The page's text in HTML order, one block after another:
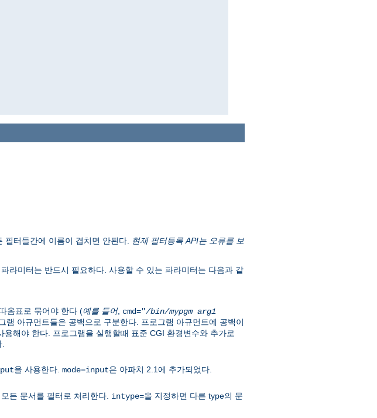
터들간에 이름이 겹치면 안된다.
현재 필터등록 API는 오류를 보
파라미터는 반드시 필요하다. 사용할 수 있는 파라미터는 다음과 같
옴표로 묶어야 한다 (예를 들어, cmd="/bin/mypgm arg1
아규먼트들은 공백으로 구분한다. 프로그램 아규먼트에 공백이
해야 한다. 프로그램을 실행할때 표준 CGI 환경변수와 추가로
을 사용한다. mode=input은 아파치 2.1에 추가되었다.
든 문서를 필터로 처리한다. intype=을 지정하면 다른 type의 문